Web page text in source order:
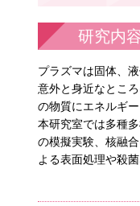
研究内
プラズマは固体、
意外と身近なとこ
の物質にエネルギ
本研究室では多種
の模擬実験、核融
よる表面処理や殺